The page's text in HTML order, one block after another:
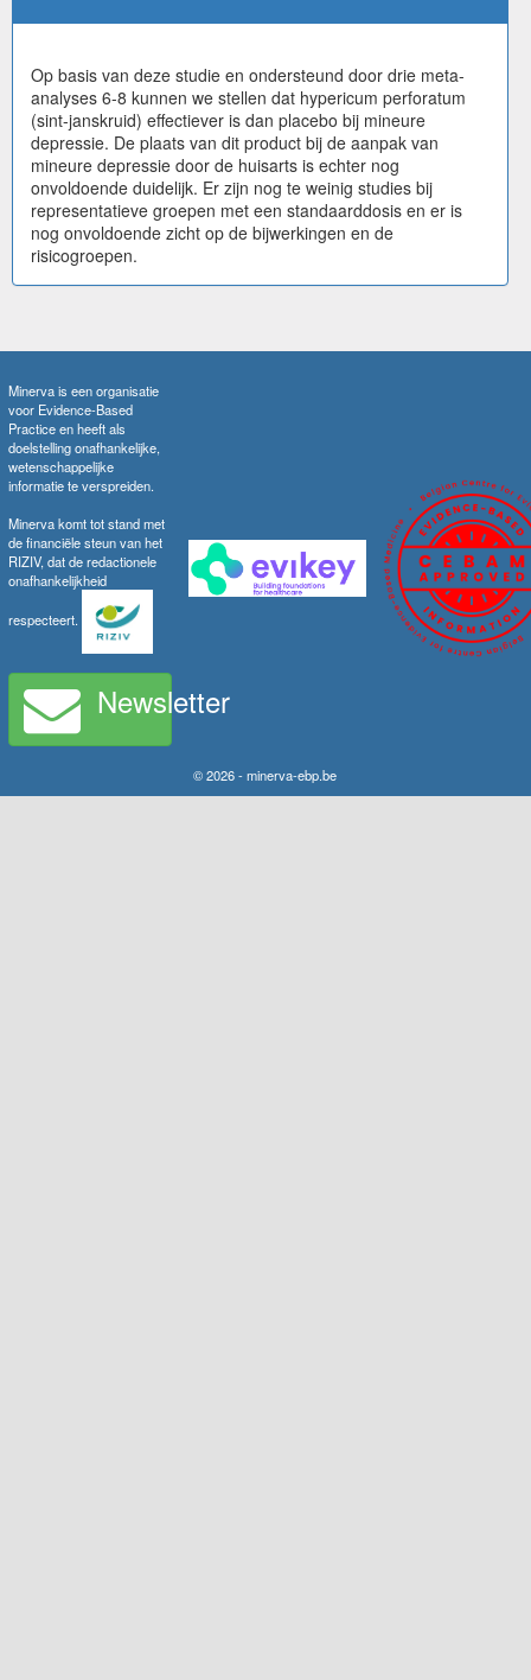
Op basis van deze studie en ondersteund door drie meta-
analyses 6-8 kunnen we stellen dat hypericum perforatum
(sint-janskruid) effectiever is dan placebo bij mineure
depressie. De plaats van dit product bij de aanpak van
mineure depressie door de huisarts is echter nog
onvoldoende duidelijk. Er zijn nog te weinig studies bij
representatieve groepen met een standaarddosis en er is
nog onvoldoende zicht op de bijwerkingen en de
risicogroepen.
Minerva is een organisatie
voor Evidence-Based
Practice en heeft als
doelstelling onafhankelijke,
wetenschappelijke
informatie te verspreiden.
Minerva komt tot stand met
de financiële steun van het
RIZIV, dat de redactionele
onafhankelijkheid
respecteert.
Newsletter
© 2026 - minerva-ebp.be